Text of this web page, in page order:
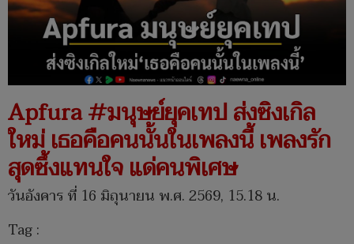
Apfura #มนุษย์ยุคเทป ส่งซิงเกิล
ใหม่ เธอคือคนนั้นในเพลงนี้ เพลงรัก
สุดซึ้งแทนใจ แด่คนพิเศษ
วันอังคาร ที่ 16 มิถุนายน พ.ศ. 2569, 15.18 น.
Tag :